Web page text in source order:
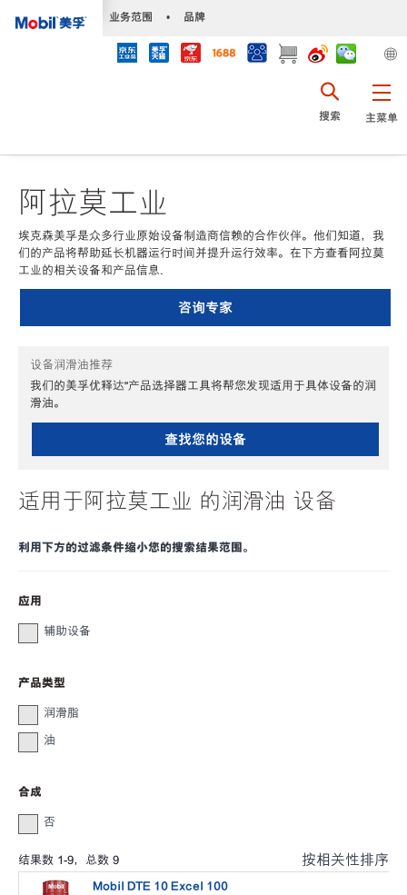
业务范围 • 品牌
主菜单
搜索
阿拉莫工业
埃克森美孚是众多行业原始设备制造商信赖的合作伙伴。他们知道，我
们的产品将帮助延长机器运行时间并提升运行效率。在下方查看阿拉莫
工业的相关设备和产品信息.
咨询专家
设备润滑油推荐
我们的美孚优释达℠产品选择器工具将帮您发现适用于具体设备的润
滑油。
查找您的设备
适用于阿拉莫工业 的润滑油 设备
利用下方的过滤条件缩小您的搜索结果范围。
应用
辅助设备
产品类型
润滑脂
油
合成
否
结果数 1-9，总数 9 按相关性排序
Mobil DTE 10 Excel 100